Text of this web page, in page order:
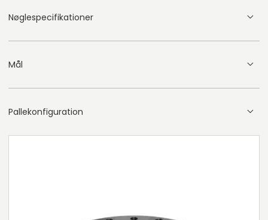
Nøglespecifikationer
Mål
Pallekonfiguration